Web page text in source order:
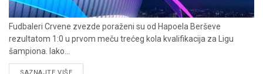
Fudbaleri Crvene zvezde poraženi su od Hapoela Berševe
rezultatom 1:0 u prvom meču trećeg kola kvalifikacija za Ligu
šampiona. Iako...
SAZNAJTE VIŠEDETAILS